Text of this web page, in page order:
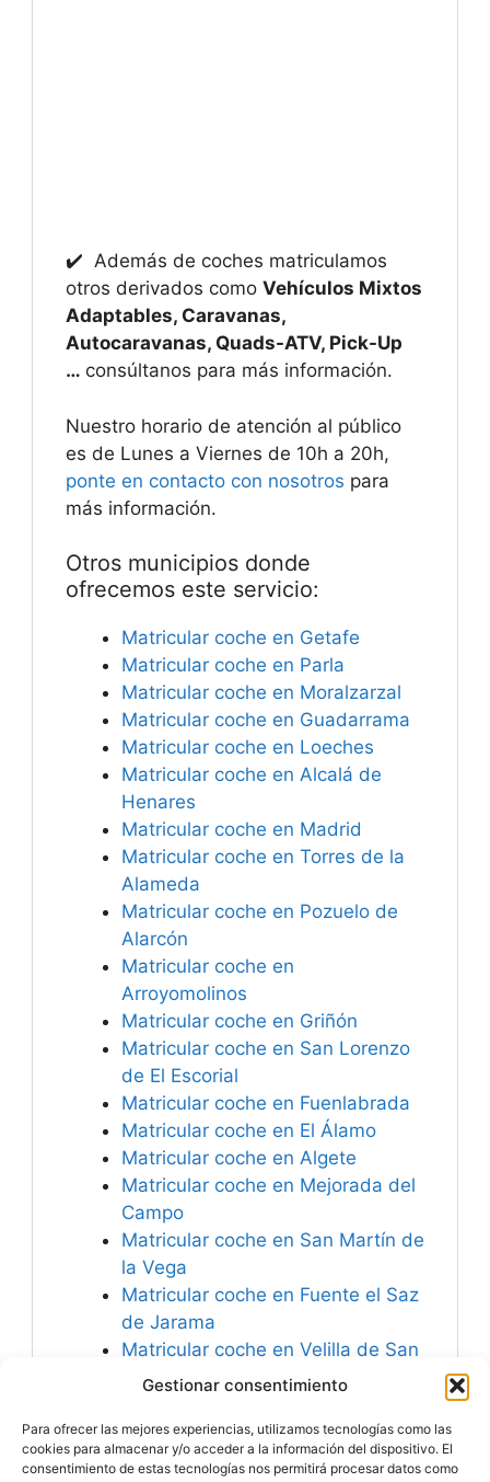
Gestionar consentimiento
Para ofrecer las mejores experiencias, utilizamos tecnologías como las
cookies para almacenar y/o acceder a la información del dispositivo. El
consentimiento de estas tecnologías nos permitirá procesar datos como
✔️ Además de coches matriculamos
otros derivados como Vehículos Mixtos
Adaptables, Caravanas,
Autocaravanas, Quads-ATV, Pick-Up
… consúltanos para más información.
Nuestro horario de atención al público
es de Lunes a Viernes de 10h a 20h,
ponte en contacto con nosotros para
más información.
Otros municipios donde
ofrecemos este servicio:
Matricular coche en Getafe
Matricular coche en Parla
Matricular coche en Moralzarzal
Matricular coche en Guadarrama
Matricular coche en Loeches
Matricular coche en Alcalá de
Henares
Matricular coche en Madrid
Matricular coche en Torres de la
Alameda
Matricular coche en Pozuelo de
Alarcón
Matricular coche en
Arroyomolinos
Matricular coche en Griñón
Matricular coche en San Lorenzo
de El Escorial
Matricular coche en Fuenlabrada
Matricular coche en El Álamo
Matricular coche en Algete
Matricular coche en Mejorada del
Campo
Matricular coche en San Martín de
la Vega
Matricular coche en Fuente el Saz
de Jarama
Matricular coche en Velilla de San
Antonio
Madrid